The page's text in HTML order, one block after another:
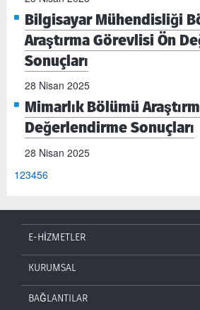
Bilgisayar Mühendisliği
Araştırma Görevlisi Ön
Sonuçları
28 Nisan 2025
Mimarlık Bölümü
Değerlendirme Sonuçları
28 Nisan 2025
123456
E-HİZMETLER
KURUMSAL
BAĞLANTILAR